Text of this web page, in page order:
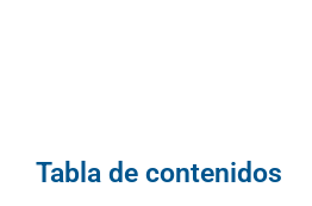
Tabla de contenidos